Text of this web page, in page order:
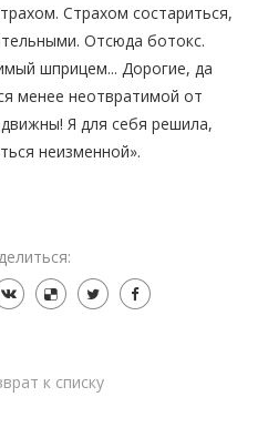
Страхом состариться,
Отсюда ботокс.
шприцем... Дорогие, да
менее неотвратимой от
Я для себя решила,
неизменной».
к списку